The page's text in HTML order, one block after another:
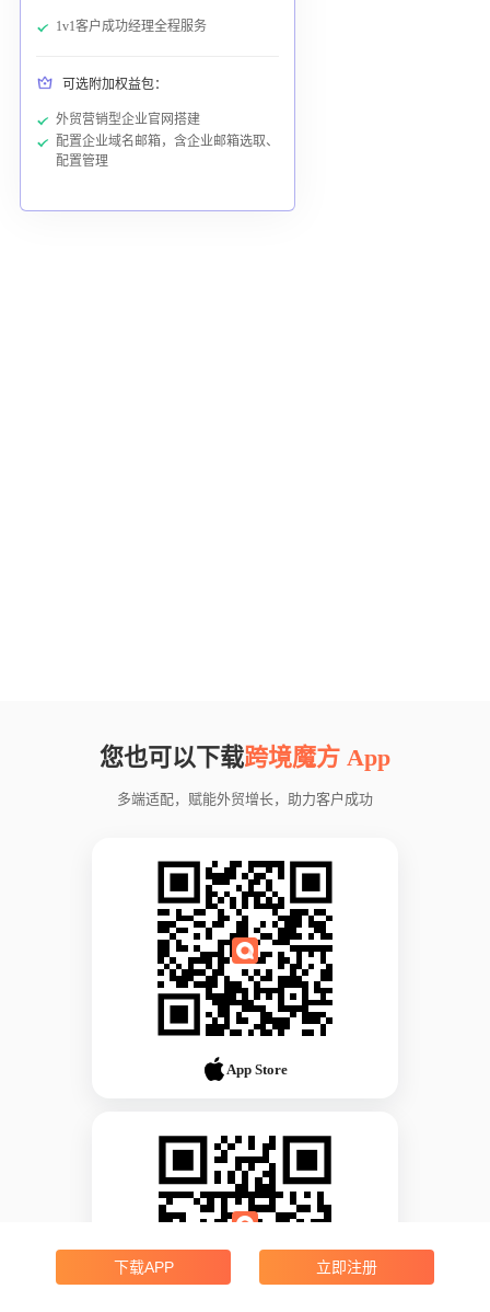
1v1客户成功经理全程服务
可选附加权益包：
外贸营销型企业官网搭建
配置企业域名邮箱，含企业邮箱选取、
配置管理
您也可以下载跨境魔方 App
多端适配，赋能外贸增长，助力客户成功
App Store
下载APP 立即注册